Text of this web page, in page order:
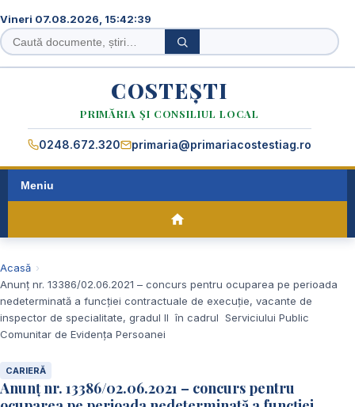
Vineri 07.08.2026, 15:42:39
Caută
în
Caută
COSTEȘTI
PRIMĂRIA ȘI CONSILIUL LOCAL
0248.672.320 primaria@primariacostestiag.ro
Meniu
Acasă
Anunț nr. 13386/02.06.2021 – concurs pentru ocuparea pe perioada
nedeterminată a funcției contractuale de execuție, vacante de
inspector de specialitate, gradul II în cadrul Serviciului Public
Comunitar de Evidența Persoanei
CARIERĂ
Anunț nr. 13386/02.06.2021 – concurs pentru